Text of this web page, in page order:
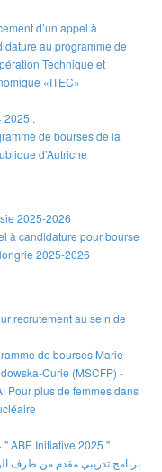
d’un appel à
au programme de
Technique et
«ITEC»
2025 .
de bourses de la
d’Autriche
2025-2026
à candidature pour bourse
2025-2026
recrutement au sein de
de bourses Marie
Curie (MSCFP) -
Pour plus de femmes dans
عرض منح دراسية في اليابان " ABE Initiative 2025 "
برنامج تدريبي مقدم من طرف